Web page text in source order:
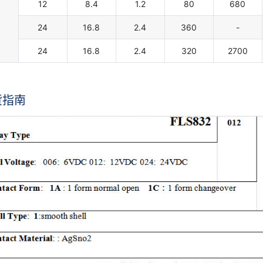
12 8.4 1.2 80 680
24 16.8 2.4 360 -
24 16.8 2.4 320 2700
南